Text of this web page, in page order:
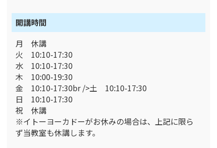
開講時間
月 休講
火 10:10-17:30
水 10:10-17:30
木 10:00-19:30
金 10:10-17:30br />土 10:10-17:30
日 10:10-17:30
祝 休講
※イトーヨーカドーがお休みの場合は、上記に限ら
ず当教室も休講します。